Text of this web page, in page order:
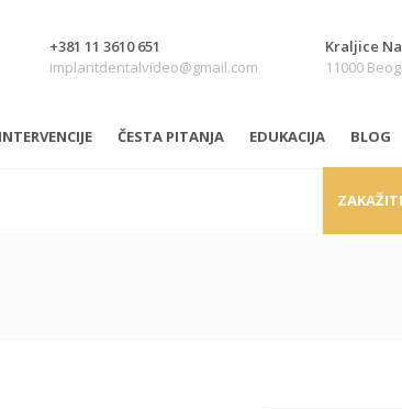
+381 11 3610 651
implantdentalvideo@gmail.com
Kraljice
11000
ČESTA PITANJA EDUKACIJA BLOG